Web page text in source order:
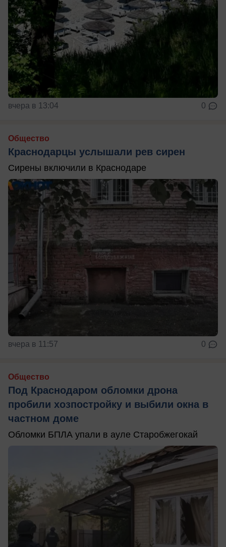
вчера в 13:04 0
Общество
Краснодарцы услышали рев сирен
Сирены включили в Краснодаре
вчера в 11:57 0
Общество
Под Краснодаром обломки дрона
пробили хозпостройку и выбили окна в
частном доме
Обломки БПЛА упали в ауле Старобжегокай